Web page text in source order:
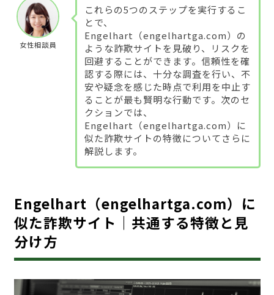
女性相談員
これらの5つのステップを実行するこ
とで、
Engelhart（engelhartga.com）の
ような詐欺サイトを見破り、リスクを
回避することができます。信頼性を確
認する際には、十分な調査を行い、不
安や疑念を感じた時点で利用を中止す
ることが最も賢明な行動です。次のセ
クションでは、
Engelhart（engelhartga.com）に
似た詐欺サイトの特徴についてさらに
解説します。
Engelhart（engelhartga.com）に
似た詐欺サイト｜共通する特徴と見
分け方